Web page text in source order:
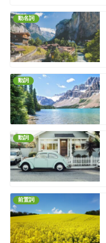
動名詞
動詞
動詞
前置詞